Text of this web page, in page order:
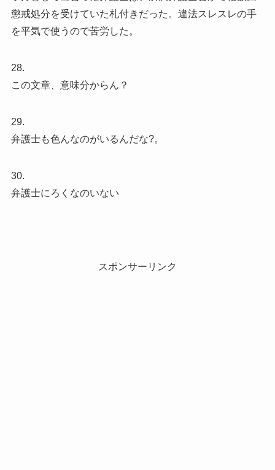
懲戒処分を受けていた札付きだった。違法スレスレの手
を平気で使うので苦労した。
28.
この文章、意味分からん？
29.
弁護士も色んなのがいるんだな?。
30.
弁護士にろくなのいない
スポンサーリンク